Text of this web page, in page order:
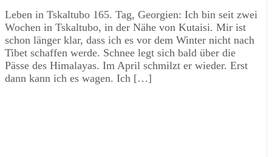
Leben in Tskaltubo 165. Tag, Georgien: Ich bin seit zwei
Wochen in Tskaltubo, in der Nähe von Kutaisi. Mir ist
schon länger klar, dass ich es vor dem Winter nicht nach
Tibet schaffen werde. Schnee legt sich bald über die
Pässe des Himalayas. Im April schmilzt er wieder. Erst
dann kann ich es wagen. Ich […]